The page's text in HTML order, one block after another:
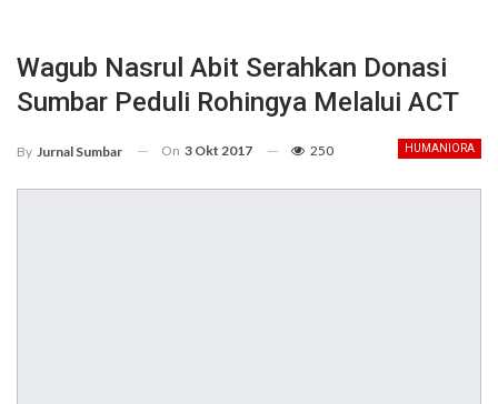
Wagub Nasrul Abit Serahkan Donasi
Sumbar Peduli Rohingya Melalui ACT
HUMANIORA
By Jurnal Sumbar On 3 Okt 2017 250